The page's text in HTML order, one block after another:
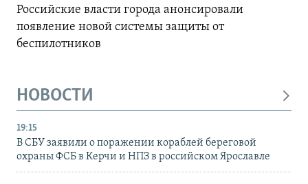
Российские власти города анонсировали
появление новой системы защиты от
беспилотников
НОВОСТИ
19:15
В СБУ заявили о поражении кораблей береговой
охраны ФСБ в Керчи и НПЗ в российском Ярославле